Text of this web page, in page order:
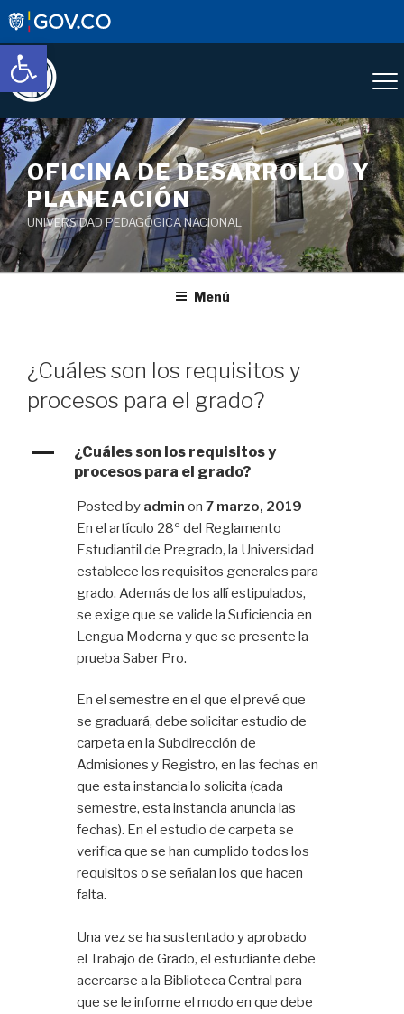
Abrir barra de herramientas
OFICINA DE DESARROLLO Y
PLANEACIÓN
UNIVERSIDAD PEDAGÓGICA NACIONAL
Menú
¿Cuáles son los requisitos y
procesos para el grado?
A
¿Cuáles son los requisitos y
procesos para el grado?
Posted by admin on 7 marzo, 2019
En el artículo 28º del Reglamento
Estudiantil de Pregrado, la Universidad
establece los requisitos generales para
grado. Además de los allí estipulados,
se exige que se valide la Suficiencia en
Lengua Moderna y que se presente la
prueba Saber Pro.
En el semestre en el que el prevé que
se graduará, debe solicitar estudio de
carpeta en la Subdirección de
Admisiones y Registro, en las fechas en
que esta instancia lo solicita (cada
semestre, esta instancia anuncia las
fechas). En el estudio de carpeta se
verifica que se han cumplido todos los
requisitos o se señalan los que hacen
falta.
Una vez se ha sustentado y aprobado
el Trabajo de Grado, el estudiante debe
acercarse a la Biblioteca Central para
que se le informe el modo en que debe